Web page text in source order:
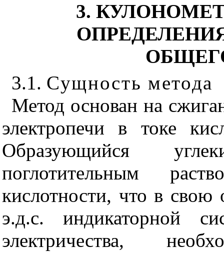
3.
3.1. Сущность метода
Метод основан на
электропечи в токе
Образующийся
поглотительным
кислотности, что в свою
э.д.с. индикаторной
электричества,